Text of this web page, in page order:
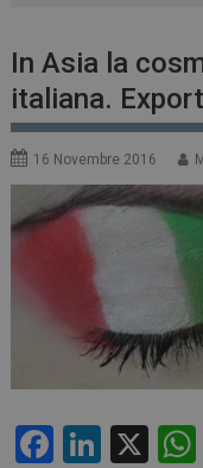
In Asia la
italiana.
16 Novembre 2016
F
Li X